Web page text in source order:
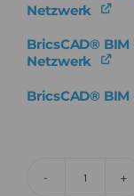
Community
Netzwerk
BricsCAD®
Netzwerk
BricsCAD®